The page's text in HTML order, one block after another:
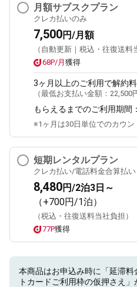
月額サブスクプラン
クレカ払いのみ
7,500円/月額
（自動更新｜税込・往復送料
68P/月 獲得
3ヶ月 以上のご利用で解約料
（最低お支払い金額： 22,500
もらえるまでのご利用期間：
※1ヶ月は30日単位でのカウン
短期レンタルプラン
クレカ払い/電話料金合算払い
8,480円/2泊3日～
（+700円/1泊）
（税込・往復送料当社負担）
77P獲得
本商品はお申込み時に「延滞
トカードご利用枠の仮押さえ」